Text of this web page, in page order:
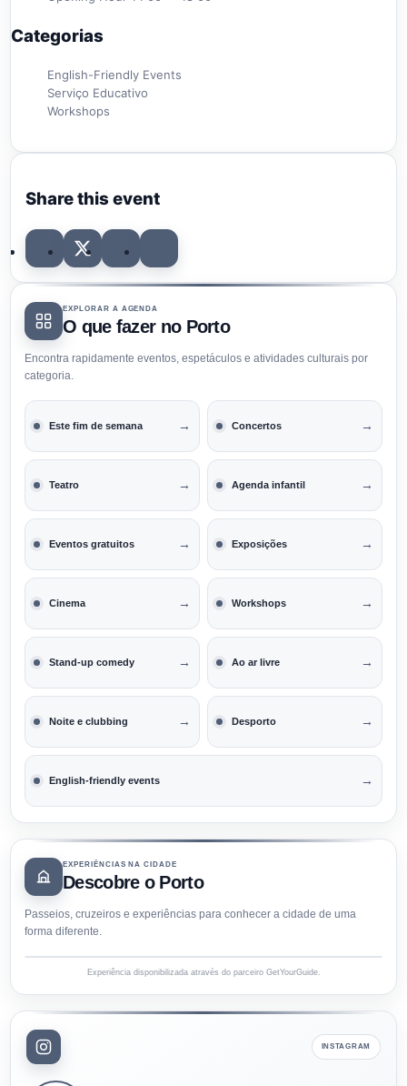
Categorias
English-Friendly Events
Serviço Educativo
Workshops
Share this event
EXPLORAR A AGENDA
O que fazer no Porto
Encontra rapidamente eventos, espetáculos e atividades culturais por
categoria.
Este fim de semana → Concertos →
Teatro → Agenda infantil →
Eventos gratuitos → Exposições →
Cinema → Workshops →
Stand-up comedy → Ao ar livre →
Noite e clubbing → Desporto →
English-friendly events →
EXPERIÊNCIAS NA CIDADE
Descobre o Porto
Passeios, cruzeiros e experiências para conhecer a cidade de uma
forma diferente.
Experiência disponibilizada através do parceiro GetYourGuide.
INSTAGRAM